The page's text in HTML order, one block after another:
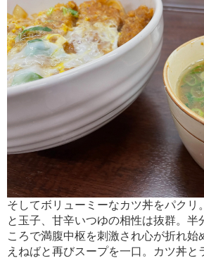
そしてボリューミーなカツ丼をパクリ
と玉子、甘辛いつゆの相性は抜群。半
ころで満腹中枢を刺激され心が折れ始
えねばと再びスープを一口。カツ丼と